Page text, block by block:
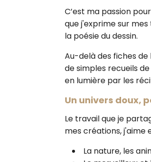
C’est ma passion
que j'exprime sur
la poésie du dessin.
Au-delà des fiches
de simples recueils
en lumière par les
Un univers doux,
Le travail que je
mes créations, j'aime
La nature, les